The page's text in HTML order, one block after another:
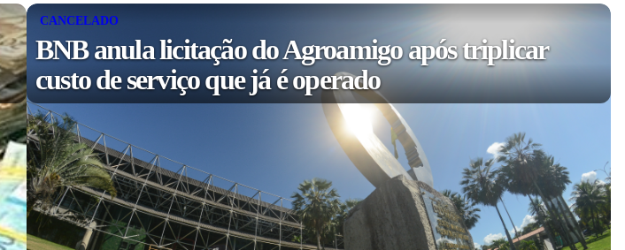
CANCELADO
BNB anula licitação do Agroamigo após triplicar
custo de serviço que já é operado